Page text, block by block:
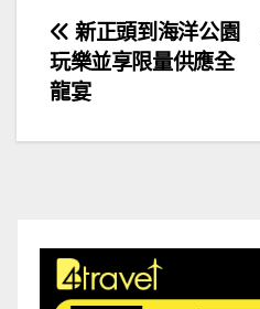
文
章
導
新正頭到海洋公園
玩樂並享限量供應全
龍宴